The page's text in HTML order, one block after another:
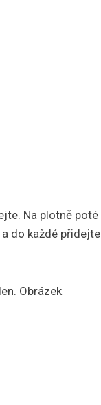
Na plotně poté
do každé přidejte
Obrázek